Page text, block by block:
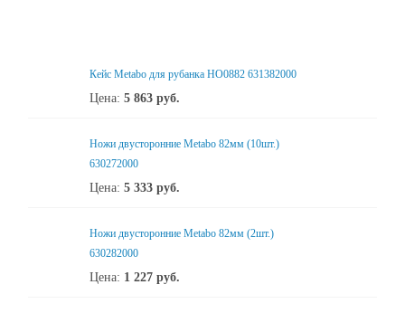
Кейс Metabo для рубанка HO0882 631382000
Цена: 5 863 руб.
Ножи двусторонние Metabo 82мм (10шт.)
630272000
Цена: 5 333 руб.
Ножи двусторонние Metabo 82мм (2шт.)
630282000
Цена: 1 227 руб.